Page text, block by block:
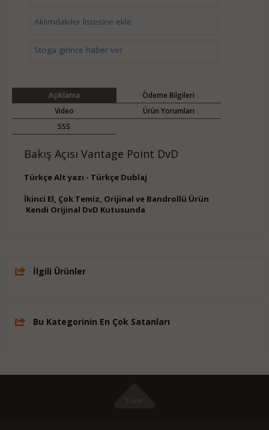
Aklımdakiler listesine ekle
Stoga girince haber ver
Açıklama
Ödeme Bilgileri
Video
Ürün Yorumları
SSS
Bakış Açısı Vantage Point DvD
Türkçe Alt yazı - Türkçe Dublaj
İkinci El, Çok Temiz, Orijinal ve Bandrollü Ürün
Kendi Orijinal DvD Kutusunda
İlgili Ürünler
Bu Kategorinin En Çok Satanları